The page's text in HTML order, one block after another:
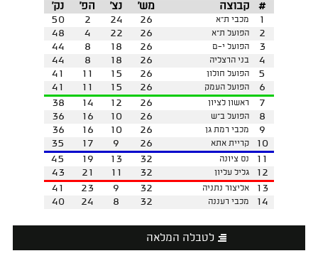
נק' הפ' נצ' מש' קבוצה
#
50
2 24 26 מכבי ת"א
1
48
4 22 26 הפועל ת"א
2
44
8 18 26 הפועל י-ם
3
44
8 18 26 בני הרצליה
4
41
11 15 26 הפועל חולון
5
41
11 15 26 הפועל העמק
6
38
14 12 26 ראשון לציון
7
36
16 10 26 הפועל ב"ש
8
36
16 10 26 מכבי רמת גן
9
35
17 9 26 קריית אתא
10
45
19 13 32 נס ציונה
11
43
21 11 32 גליל עליון
12
41
23 9 32 אליצור נתניה
13
40
24 8 32 מכבי רעננה 14
לטבלה המלאה